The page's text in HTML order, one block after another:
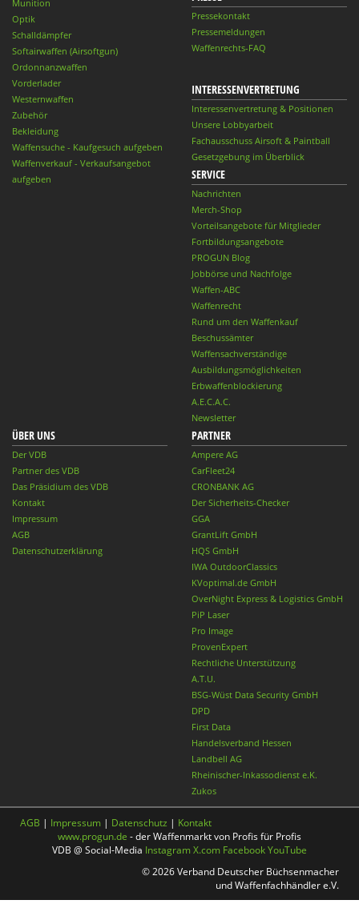
Munition
Optik
Schalldämpfer
Softairwaffen (Airsoftgun)
Ordonnanzwaffen
Vorderlader
Westernwaffen
Zubehör
Bekleidung
Waffensuche - Kaufgesuch aufgeben
Waffenverkauf - Verkaufsangebot
aufgeben
Pressekontakt
Pressemeldungen
Waffenrechts-FAQ
INTERESSENVERTRETUNG
Interessenvertretung & Positionen
Unsere Lobbyarbeit
Fachausschuss Airsoft & Paintball
Gesetzgebung im Überblick
SERVICE
Nachrichten
Merch-Shop
Vorteilsangebote für Mitglieder
Fortbildungsangebote
PROGUN Blog
Jobbörse und Nachfolge
Waffen-ABC
Waffenrecht
Rund um den Waffenkauf
Beschussämter
Waffensachverständige
Ausbildungsmöglichkeiten
Erbwaffenblockierung
A.E.C.A.C.
Newsletter
ÜBER UNS
Der VDB
Partner des VDB
Das Präsidium des VDB
Kontakt
Impressum
AGB
Datenschutzerklärung
PARTNER
Ampere AG
CarFleet24
CRONBANK AG
Der Sicherheits-Checker
GGA
GrantLift GmbH
HQS GmbH
IWA OutdoorClassics
KVoptimal.de GmbH
OverNight Express & Logistics GmbH
PiP Laser
Pro Image
ProvenExpert
Rechtliche Unterstützung
A.T.U.
BSG-Wüst Data Security GmbH
DPD
First Data
Handelsverband Hessen
Landbell AG
Rheinischer-Inkassodienst e.K.
Zukos
AGB | Impressum | Datenschutz | Kontakt
www.progun.de - der Waffenmarkt von Profis für Profis
VDB @ Social-Media InstagramX.com FacebookYouTube
© 2026 Verband Deutscher Büchsenmacher
und Waffenfachhändler e.V.